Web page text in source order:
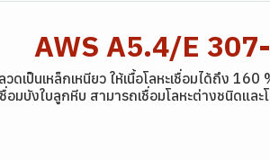
AWS A5.4/E
เป็นเหล็กเหนียว ให้เนื้อโลหะเชื่อมได้ถึง
อมบังใบลูกหีบ สามารถเชื่อมโลหะต่างชนิดแล